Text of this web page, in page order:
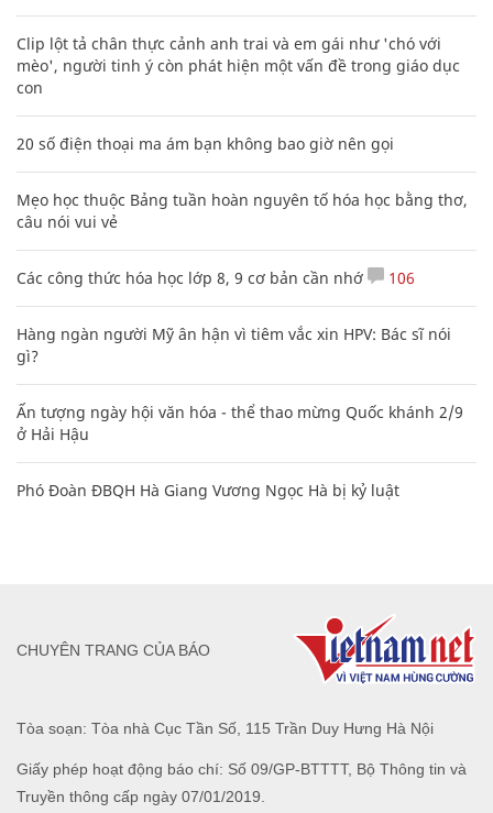
Clip lột tả chân thực cảnh anh trai và em gái như 'chó với
mèo', người tinh ý còn phát hiện một vấn đề trong giáo dục
con
20 số điện thoại ma ám bạn không bao giờ nên gọi
Mẹo học thuộc Bảng tuần hoàn nguyên tố hóa học bằng thơ,
câu nói vui vẻ
Các công thức hóa học lớp 8, 9 cơ bản cần nhớ 106
Hàng ngàn người Mỹ ân hận vì tiêm vắc xin HPV: Bác sĩ nói
gì?
Ấn tượng ngày hội văn hóa - thể thao mừng Quốc khánh 2/9
ở Hải Hậu
Phó Đoàn ĐBQH Hà Giang Vương Ngọc Hà bị kỷ luật
Tòa soạn: Tòa nhà Cục Tần Số, 115 Trần Duy Hưng Hà Nội
Giấy phép hoạt động báo chí: Số 09/GP-BTTTT, Bộ Thông tin và
Truyền thông cấp ngày 07/01/2019.
CHUYÊN TRANG CỦA BÁO